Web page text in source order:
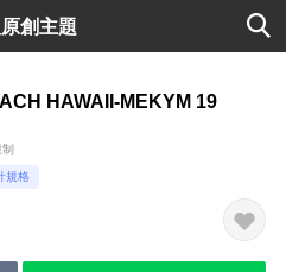
創主題
HAWAII-MEKYM 19
規格